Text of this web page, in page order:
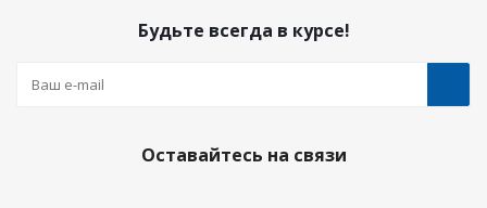
Будьте всегда в курсе!
Оставайтесь на связи